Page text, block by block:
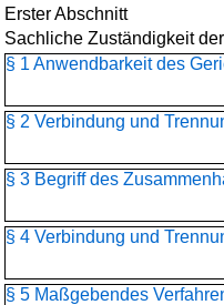
Erster Abschnitt
Sachliche Zuständigkeit
§ 1 Anwendbarkeit des
§ 2 Verbindung und
§ 3 Begriff des
§ 4 Verbindung und
§ 5 Maßgebendes